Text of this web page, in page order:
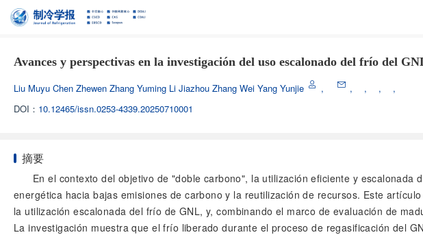
Avances y perspectivas en la investigación del uso escalonado del frío del
Liu Muyu Chen Zhewen Zhang Yuming Li Jiazhou Zhang Wei Yang Yunjie , , , ,
,
DOI： 10.12465/issn.0253-4339.20250710001
摘要
En el contexto del objetivo de "doble carbono", la utilización eficiente y
energética hacia bajas emisiones de carbono y la reutilización de recursos. Este
la utilización escalonada del frío de GNL, y, combinando el marco de evaluación de
La investigación muestra que el frío liberado durante el proceso de regasificación del